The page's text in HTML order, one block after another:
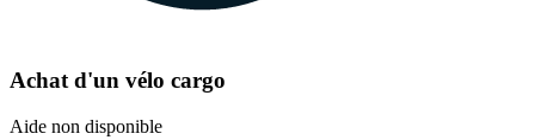
Achat d'un vélo cargo
Aide non disponible